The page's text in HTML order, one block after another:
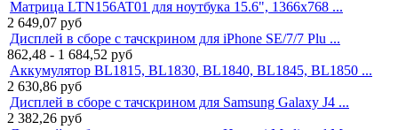
Матрица LTN156AT01 для ноутбука 15.6", 1366x768 ...
2 649,07 руб
Дисплей в сборе с тачскрином для iPhone SE/7/7 Plu ...
862,48 - 1 684,52 руб
Аккумулятор BL1815, BL1830, BL1840, BL1845, BL1850 ...
2 630,86 руб
Дисплей в сборе с тачскрином для Samsung Galaxy J4 ...
2 382,26 руб